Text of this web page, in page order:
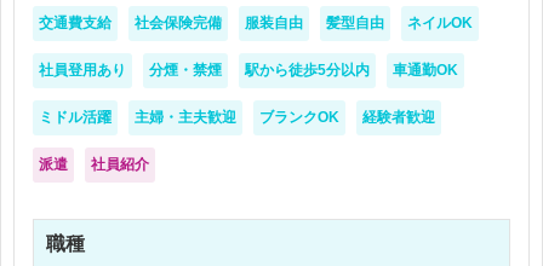
交通費支給 社会保険完備 服装自由 髪型自由 ネイルOK
社員登用あり 分煙・禁煙 駅から徒歩5分以内 車通勤OK
ミドル活躍 主婦・主夫歓迎 ブランクOK 経験者歓迎
派遣 社員紹介
職種